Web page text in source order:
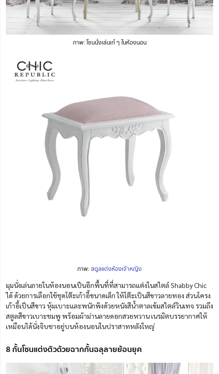
ภาพ: โซนนั่งเล่นเก๋ ๆ ในห้องนอน
ภาพ:สตูลแต่งห้องเจ้าหญิง
มุมนั่งเล่นภายในห้องนอนเป็นอีกพื้นที่ที่สามารถแต่งในสไตล์ Shabby Chic
ได้ ด้วยการเลือกใช้ชุดโต๊ะเก้าอี้ขนาดเล็ก ให้โต๊ะเป็นสีขาวลายทอง ส่วนโครง
เก้าอี้เป็นสีขาว หุ้มเบาะและพนักพิงด้วยหนังสีน้ำตาลเข้มสไตล์วินเทจ รวมถึง
สตูลสีขาวเบาะชมพู พร้อมผ้าม่านลายดอกสวยหวาน เนรมิตบรรยากาศให้
เหมือนได้นั่งจิบชาอยู่บนห้องนอนในปราสาทหลังใหญ่
8 กั้นโซนแต่งตัวด้วยฉากกั้นฉลุลายย้อนยุค